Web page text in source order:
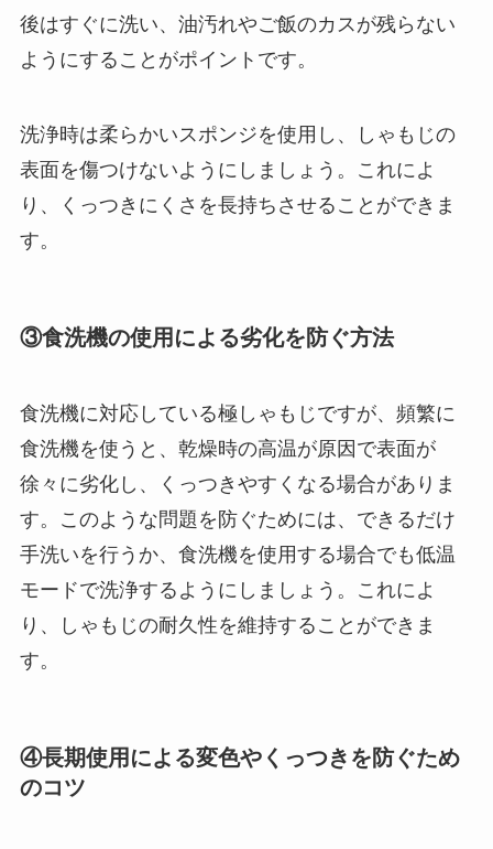
後はすぐに洗い、油汚れやご飯のカスが残らない
ようにすることがポイントです。
洗浄時は柔らかいスポンジを使用し、しゃもじの
表面を傷つけないようにしましょう。これによ
り、くっつきにくさを長持ちさせることができま
す。
③食洗機の使用による劣化を防ぐ方法
食洗機に対応している極しゃもじですが、頻繁に
食洗機を使うと、乾燥時の高温が原因で表面が
徐々に劣化し、くっつきやすくなる場合がありま
す。このような問題を防ぐためには、できるだけ
手洗いを行うか、食洗機を使用する場合でも低温
モードで洗浄するようにしましょう。これによ
り、しゃもじの耐久性を維持することができま
す。
④長期使用による変色やくっつきを防ぐため
のコツ